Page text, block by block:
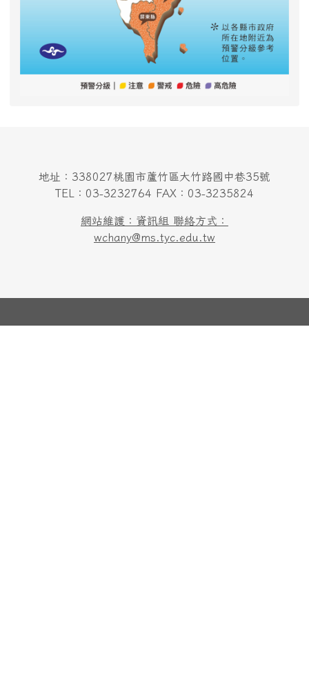
地址：338027桃園市蘆竹區大竹路國中巷35號
TEL：03-3232764 FAX：03-3235824
網站維護：資訊組 聯絡方式：
wchany@ms.tyc.edu.tw